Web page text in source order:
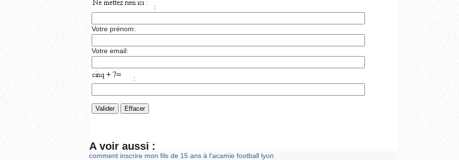
:
Votre prénom:
Votre email:
:
A voir aussi :
comment inscrire mon fils de 15 ans à l'acamie football lyon